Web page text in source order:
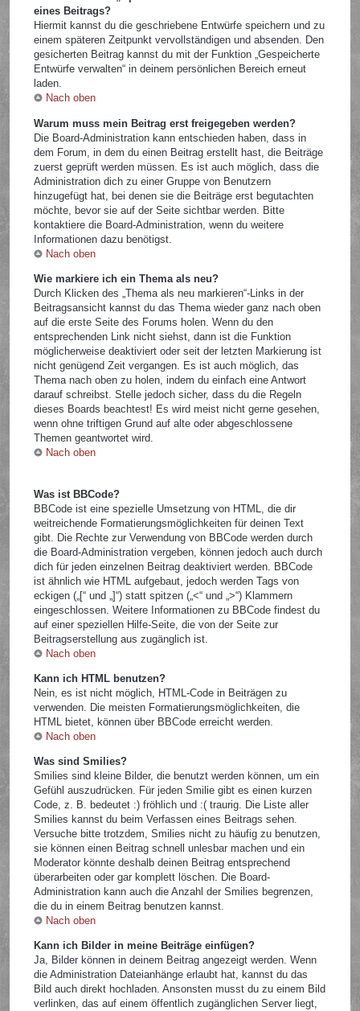
eines Beitrags?
Hiermit kannst du die geschriebene Entwürfe speichern und zu
einem späteren Zeitpunkt vervollständigen und absenden. Den
gesicherten Beitrag kannst du mit der Funktion „Gespeicherte
Entwürfe verwalten“ in deinem persönlichen Bereich erneut
laden.
Nach oben
Warum muss mein Beitrag erst freigegeben werden?
Die Board-Administration kann entschieden haben, dass in
dem Forum, in dem du einen Beitrag erstellt hast, die Beiträge
zuerst geprüft werden müssen. Es ist auch möglich, dass die
Administration dich zu einer Gruppe von Benutzern
hinzugefügt hat, bei denen sie die Beiträge erst begutachten
möchte, bevor sie auf der Seite sichtbar werden. Bitte
kontaktiere die Board-Administration, wenn du weitere
Informationen dazu benötigst.
Nach oben
Wie markiere ich ein Thema als neu?
Durch Klicken des „Thema als neu markieren“-Links in der
Beitragsansicht kannst du das Thema wieder ganz nach oben
auf die erste Seite des Forums holen. Wenn du den
entsprechenden Link nicht siehst, dann ist die Funktion
möglicherweise deaktiviert oder seit der letzten Markierung ist
nicht genügend Zeit vergangen. Es ist auch möglich, das
Thema nach oben zu holen, indem du einfach eine Antwort
darauf schreibst. Stelle jedoch sicher, dass du die Regeln
dieses Boards beachtest! Es wird meist nicht gerne gesehen,
wenn ohne triftigen Grund auf alte oder abgeschlossene
Themen geantwortet wird.
Nach oben
Was ist BBCode?
BBCode ist eine spezielle Umsetzung von HTML, die dir
weitreichende Formatierungsmöglichkeiten für deinen Text
gibt. Die Rechte zur Verwendung von BBCode werden durch
die Board-Administration vergeben, können jedoch auch durch
dich für jeden einzelnen Beitrag deaktiviert werden. BBCode
ist ähnlich wie HTML aufgebaut, jedoch werden Tags von
eckigen („[“ und „]“) statt spitzen („<“ und „>“) Klammern
eingeschlossen. Weitere Informationen zu BBCode findest du
auf einer speziellen Hilfe-Seite, die von der Seite zur
Beitragserstellung aus zugänglich ist.
Nach oben
Kann ich HTML benutzen?
Nein, es ist nicht möglich, HTML-Code in Beiträgen zu
verwenden. Die meisten Formatierungsmöglichkeiten, die
HTML bietet, können über BBCode erreicht werden.
Nach oben
Was sind Smilies?
Smilies sind kleine Bilder, die benutzt werden können, um ein
Gefühl auszudrücken. Für jeden Smilie gibt es einen kurzen
Code, z. B. bedeutet :) fröhlich und :( traurig. Die Liste aller
Smilies kannst du beim Verfassen eines Beitrags sehen.
Versuche bitte trotzdem, Smilies nicht zu häufig zu benutzen,
sie können einen Beitrag schnell unlesbar machen und ein
Moderator könnte deshalb deinen Beitrag entsprechend
überarbeiten oder gar komplett löschen. Die Board-
Administration kann auch die Anzahl der Smilies begrenzen,
die du in einem Beitrag benutzen kannst.
Nach oben
Kann ich Bilder in meine Beiträge einfügen?
Ja, Bilder können in deinem Beitrag angezeigt werden. Wenn
die Administration Dateianhänge erlaubt hat, kannst du das
Bild auch direkt hochladen. Ansonsten musst du zu einem Bild
verlinken, das auf einem öffentlich zugänglichen Server liegt,